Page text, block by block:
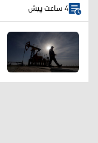
4 ساعت پیش